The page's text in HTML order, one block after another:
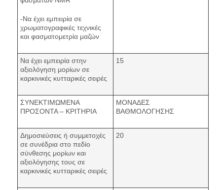
-Να έχει εμπειρία σε
χρωματογραφικές τεχνικές
και φασματομετρία μαζών
Να έχει εμπειρία στην
αξιολόγηση μορίων σε
καρκινικές κυτταρικές σειρές
15
ΣΥΝΕΚΤΙΜΩΜΕΝΑ
ΠΡΟΣΟΝΤΑ – ΚΡΙΤΗΡΙΑ
ΜΟΝΑΔΕΣ
ΒΑΘΜΟΛΟΓΗΣΗΣ
Δημοσιεύσεις ή συμμετοχές
σε συνέδρια στο πεδίο
σύνθεσης μορίων και
αξιολόγησης τους σε
καρκινικές κυτταρικές σειρές
20